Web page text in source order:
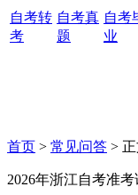
自考转
考
自考真
题
自考
业
首页 > 常见问答 >
2026年浙江自考准